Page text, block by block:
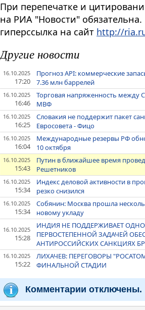
При перепечатке и
на РИА "Новости"
гиперссылка на сайт http://
Другие новости
16.10.2025
17:20
Прогноз API: коммерческие
7.36 млн баррелей
16.10.2025
16:46
Торговая напряженность между
МВФ
16.10.2025
16:25
Словакия не поддержит пакет
Евросовета - Фицо
16.10.2025
16:04
Международные резервы РФ
10 октября
16.10.2025
15:43
Путин в ближайшее время
Решетников
16.10.2025
15:34
Индекс деловой активности в
резко снизился
16.10.2025
15:34
Собянин: Москва прошла
новому укладу
16.10.2025
15:28
ИНДИЯ НЕ ПОДДЕРЖИВАЕТ
ПЕРВОСТЕПЕННОЙ ЗАДАЧЕЙ
АНТИРОССИЙСКИХ САНКЦИЯХ
16.10.2025
15:22
ЛИХАЧЕВ: ПЕРЕГОВОРЫ
ФИНАЛЬНОЙ СТАДИИ
Комментарии отключены.